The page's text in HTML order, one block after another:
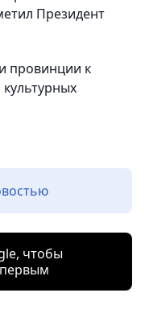
Президент
провинции к
чтобы